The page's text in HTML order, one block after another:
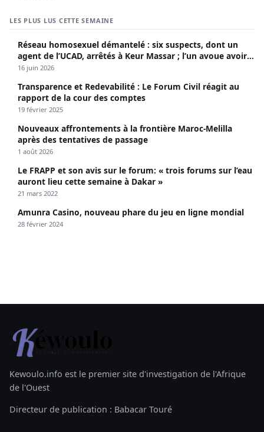
LES PLUS LUS CETTE SEMAINE
Réseau homosexuel démantelé : six suspects, dont un
agent de l’UCAD, arrêtés à Keur Massar ; l’un avoue avoir
propagé le VIH depuis 2018
16 juin 2026
Transparence et Redevabilité : Le Forum Civil réagit au
rapport de la cour des comptes
19 février 2025
Nouveaux affrontements à la frontière Maroc-Melilla
après des tentatives de passage
1 août 2026
Le FRAPP et son avis sur le forum: « trois forums sur l’eau
auront lieu cette semaine à Dakar »
21 mars 2022
Amunra Casino, nouveau phare du jeu en ligne mondial
28 février 2024
Kewoulo.info est le premier site d'investigation de l'Afrique
de l'Ouest
Directeur de publication : Babacar Touré